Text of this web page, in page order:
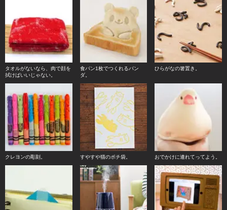
タオルがないなら、肉で顔を
拭けばいいじゃない。
食パン1枚でつくれるパン
ダ。
ひらがなの箸置き。
クレヨンの彫刻。 すやすや猫のポチ袋。 おでかけに連れてってよう。